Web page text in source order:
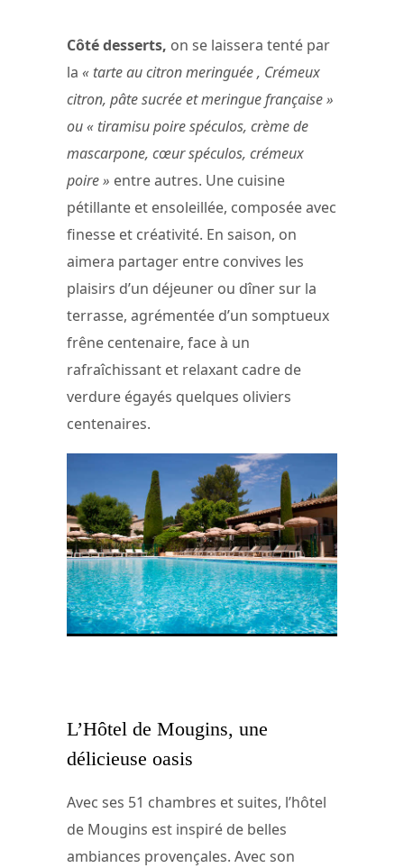
Côté desserts, on se laissera tenté par
la « tarte au citron meringuée , Crémeux
citron, pâte sucrée et meringue française »
ou « tiramisu poire spéculos, crème de
mascarpone, cœur spéculos, crémeux
poire » entre autres. Une cuisine
pétillante et ensoleillée, composée avec
finesse et créativité. En saison, on
aimera partager entre convives les
plaisirs d’un déjeuner ou dîner sur la
terrasse, agrémentée d’un somptueux
frêne centenaire, face à un
rafraîchissant et relaxant cadre de
verdure égayés quelques oliviers
centenaires.
L’Hôtel de Mougins, une
délicieuse oasis
Avec ses 51 chambres et suites, l’hôtel
de Mougins est inspiré de belles
ambiances provençales. Avec son